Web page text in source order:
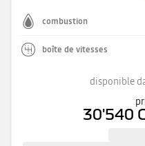
combustion
boîte de vitesses
disponible
30'540